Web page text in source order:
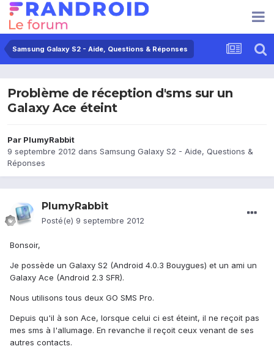
Samsung Galaxy S2 - Aide, Questions & Réponses
Problème de réception d'sms sur un
Galaxy Ace éteint
Par PlumyRabbit
9 septembre 2012 dans Samsung Galaxy S2 - Aide, Questions &
Réponses
PlumyRabbit
Posté(e) 9 septembre 2012
Bonsoir,
Je possède un Galaxy S2 (Android 4.0.3 Bouygues) et un ami un
Galaxy Ace (Android 2.3 SFR).
Nous utilisons tous deux GO SMS Pro.
Depuis qu'il à son Ace, lorsque celui ci est éteint, il ne reçoit pas
mes sms à l'allumage. En revanche il reçoit ceux venant de ses
autres contacts.